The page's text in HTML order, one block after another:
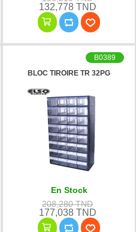
132,778 TND
BLOC TIROIRE TR 32PG
B0389
En Stock
208,280 TND
177,038 TND